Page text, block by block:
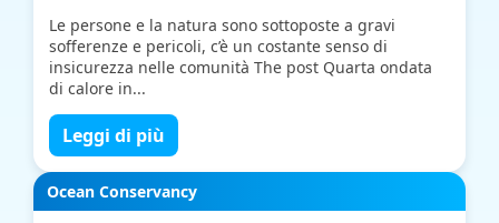
Le persone e la natura sono sottoposte a gravi
sofferenze e pericoli, c’è un costante senso di
insicurezza nelle comunità The post Quarta ondata
di calore in...
Leggi di più
Ocean Conservancy